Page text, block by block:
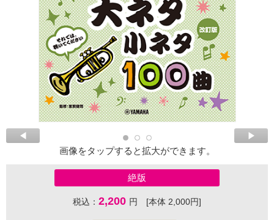
画像をタップすると拡大ができます。
絶版
税込： 2,200 円 [本体 2,000円]